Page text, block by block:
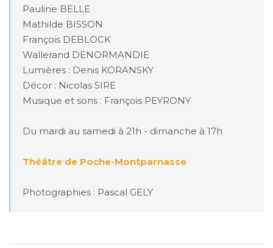
Pauline BELLE
Mathilde BISSON
François DEBLOCK
Wallerand DENORMANDIE
Lumières : Denis KORANSKY
Décor : Nicolas SIRE
Musique et sons : François PEYRONY
Du mardi au samedi à 21h - dimanche à 17h
Théâtre de Poche-Montparnasse
Photographies : Pascal GELY